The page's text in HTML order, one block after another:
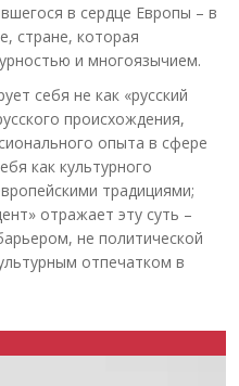
в сердце Европы – в
стране, которая
и многоязычием.
себя не как «русский
происхождения,
опыта в сфере
как культурного
традициями;
отражает эту суть –
не политической
отпечатком в